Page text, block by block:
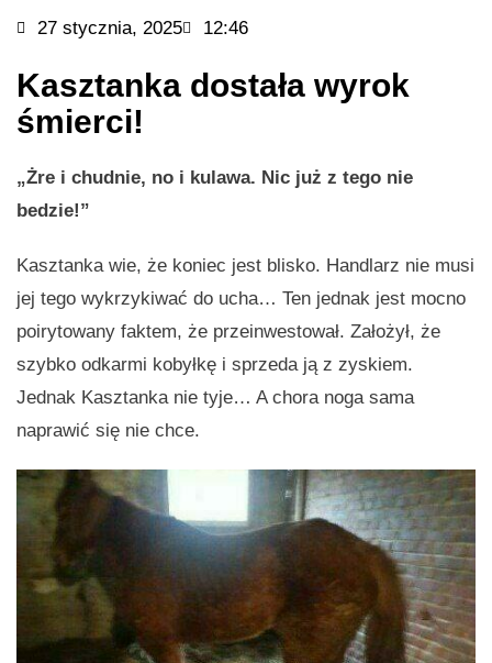
27 stycznia, 2025 12:46
Kasztanka dostała wyrok
śmierci!
„Żre i chudnie, no i kulawa. Nic już z tego nie
bedzie!”
Kasztanka wie, że koniec jest blisko. Handlarz nie musi
jej tego wykrzykiwać do ucha… Ten jednak jest mocno
poirytowany faktem, że przeinwestował. Założył, że
szybko odkarmi kobyłkę i sprzeda ją z zyskiem.
Jednak Kasztanka nie tyje… A chora noga sama
naprawić się nie chce.